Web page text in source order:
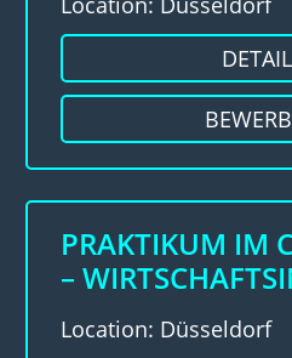
PRAKTIKUM IM
–
Location: Düsseldorf